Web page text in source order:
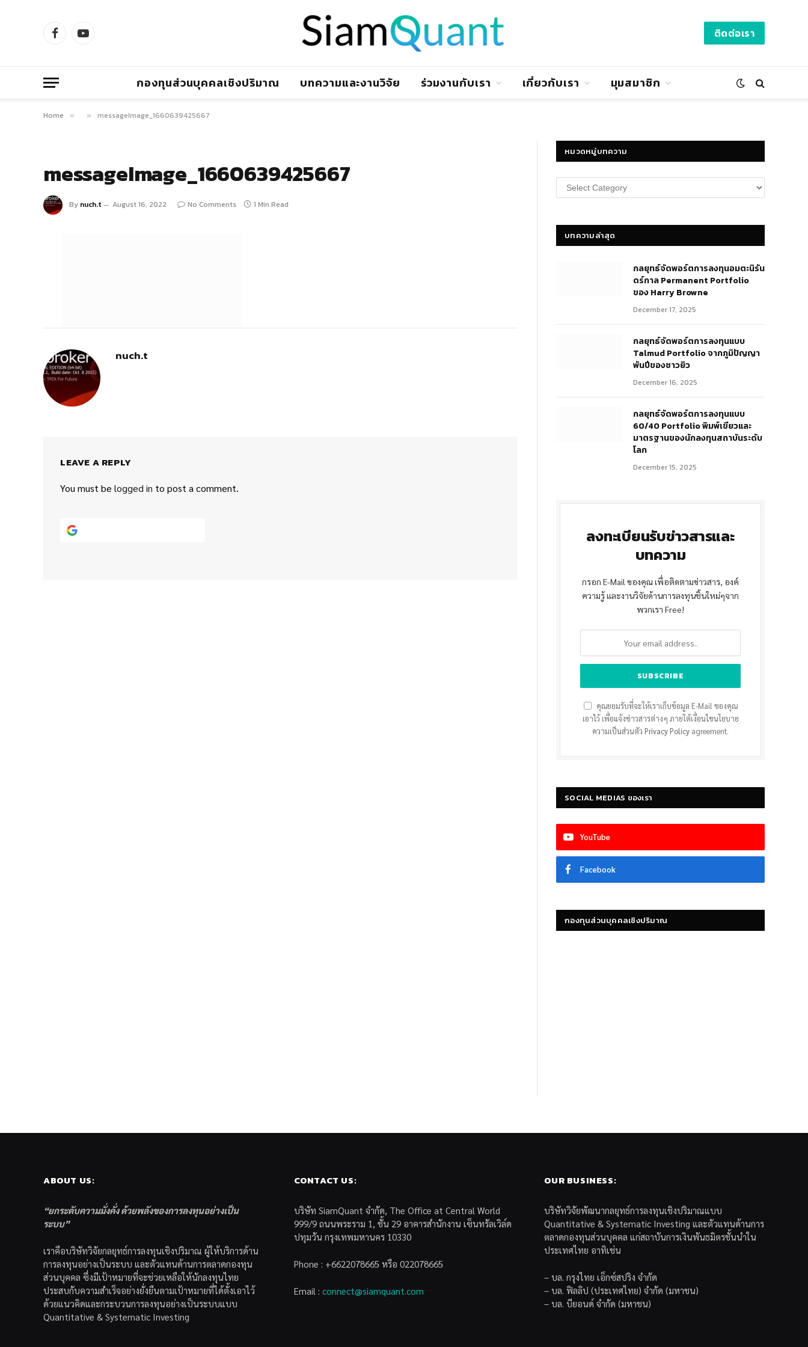
FacebookYouTube ติดต่อเรา
กองทุนส่วนบุคคลเชิงปริมาณ บทความและงานวิจัย ร่วมงานกับเรา เกี่ยวกับเรา มุมสมาชิก
Home » » messageImage_1660639425667
messageImage_1660639425667
By nuch.t August 16, 2022 No Comments 1 Min Read
nuch.t
LEAVE A REPLY
You must be logged in to post a comment.
หมวดหมู่บทความ
หมวด
หมู่
บทความล่าสุด
กลยุทธ์​จัดพอร์ตการลงทุนอมตะนิรัน
ดร์กาล Permanent Portfolio
ของ Harry Browne
December 17, 2025
กลยุทธ์จัดพอร์ตการลงทุนแบบ
Talmud Portfolio จากภูมิปัญญา
พันปีของชาวยิว
December 16, 2025
กลยุทธ์จัดพอร์ตการลงทุนแบบ
60/40 Portfolio พิมพ์เขียวและ
มาตรฐานของนักลงทุนสถาบันระดับ
โลก
December 15, 2025
ลงทะเบียนรับข่าวสารและ
บทความ
กรอก E-Mail ของคุณ เพื่อติดตามข่าวสาร, องค์
ความรู้ และงานวิจัยด้านการลงทุนชิ้นใหม่ๆจาก
พวกเรา Free!
คุณยอมรับที่จะให้เราเก็บข้อมูล E-Mail ของคุณ
เอาไว้ เพื่อแจ้งข่าวสารต่างๆ ภายใต้เงื่อนไขนโยบาย
ความเป็นส่วนตัว Privacy Policy agreement.
SOCIAL MEDIAS ของเรา
YouTube
Facebook
กองทุนส่วนบุคคลเชิงปริมาณ
ABOUT US:
“ยกระดับความมั่งคั่ง ด้วยพลังของการลงทุนอย่างเป็น
ระบบ”
เราคือบริษัทวิจัยกลยุทธ์การลงทุนเชิงปริมาณ ผู้ให้บริการด้าน
การลงทุนอย่างเป็นระบบ และตัวแทนด้านการตลาดกองทุน
ส่วนบุคคล ซึ่งมีเป้าหมายที่จะช่วยเหลือให้นักลงทุนไทย
ประสบกับความสำเร็จอย่างยั่งยืนตามเป้าหมายที่ได้ตั้งเอาไว้
ด้วยแนวคิดและกระบวนการลงทุนอย่างเป็นระบบแบบ
Quantitative & Systematic Investing
CONTACT US:
บริษัท SiamQuant จำกัด, The Office at Central World
999/9 ถนนพระราม 1, ชั้น 29 อาคารสำนักงาน เซ็นทรัลเวิล์ด
ปทุมวัน กรุงเทพมหานคร 10330
Phone : +6622078665 หรือ 022078665
Email : connect@siamquant.com
OUR BUSINESS:
บริษัทวิจัยพัฒนากลยุทธ์การลงทุนเชิงปริมาณแบบ
Quantitative & Systematic Investing และตัวแทนด้านการ
ตลาดกองทุนส่วนบุคคล แก่สถาบันการเงินพันธมิตรชั้นนำใน
ประเทศไทย อาทิเช่น
– บล. กรุงไทย เอ็กซ์สปริง จำกัด
– บล. ฟิลลิป (ประเทศไทย) จำกัด (มหาชน)
– บล. บียอนด์ จำกัด (มหาชน)